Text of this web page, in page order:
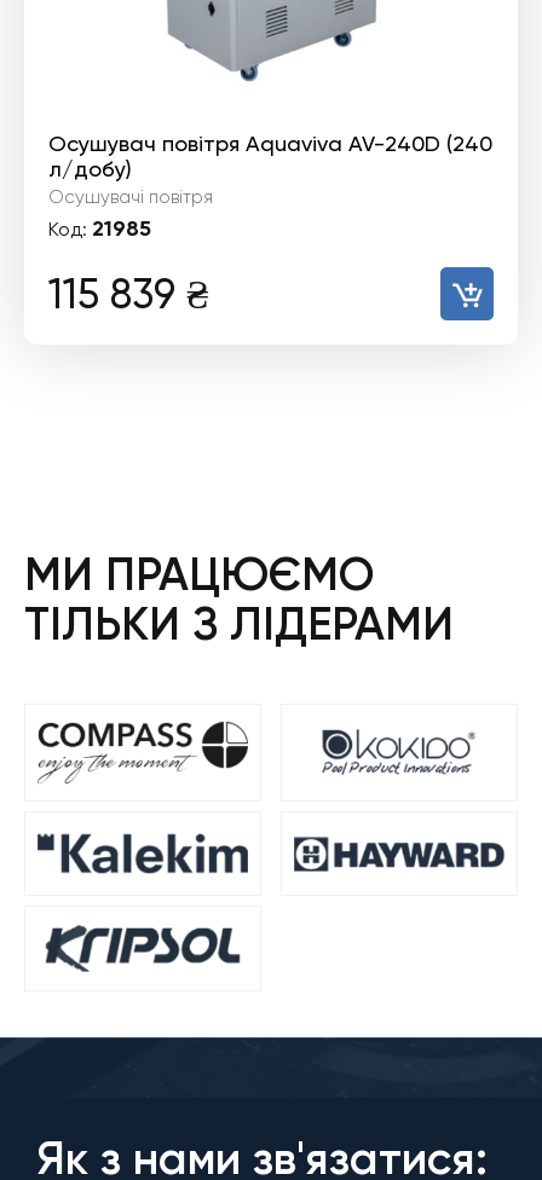
Осушувач повітря Aquaviva AV-240D (240
л/добу)
Осушувачі повітря
Код: 21985
115 839 ₴
МИ ПРАЦЮЄМО
ТІЛЬКИ З ЛІДЕРАМИ
Як з нами зв'язатися: